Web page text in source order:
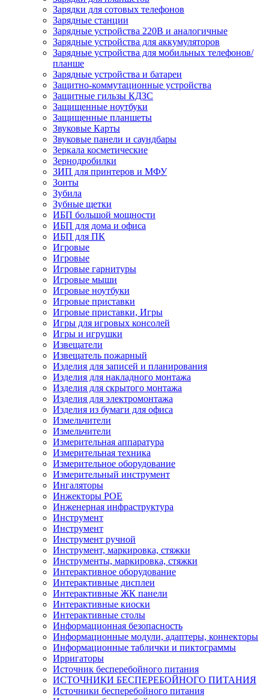
Зарядки для сотовых телефонов
Зарядные станции
Зарядные устройства 220В и аналогичные
Зарядные устройства для аккумуляторов
Зарядные устройства для мобильных телефонов/
планше
Зарядные устройства и батареи
Защитно-коммутационные устройства
Защитные гильзы КДЗС
Защищенные ноутбуки
Защищенные планшеты
Звуковые Карты
Звуковые панели и саундбары
Зеркала косметические
Зернодробилки
ЗИП для принтеров и МФУ
Зонты
Зубила
Зубные щетки
ИБП большой мощности
ИБП для дома и офиса
ИБП для ПК
Игровые
Игровые
Игровые гарнитуры
Игровые мыши
Игровые ноутбуки
Игровые приставки
Игровые приставки, Игры
Игры для игровых консолей
Игры и игрушки
Извещатели
Извещатель пожарный
Изделия для записей и планирования
Изделия для накладного монтажа
Изделия для скрытого монтажа
Изделия для электромонтажа
Изделия из бумаги для офиса
Измельчители
Измельчители
Измерительная аппаратура
Измерительная техника
Измерительное оборудование
Измерительный инструмент
Ингаляторы
Инжекторы POE
Инженерная инфраструктура
Инструмент
Инструмент
Инструмент ручной
Инструмент, маркировка, стяжки
Инструменты, маркировка, стяжки
Интерактивное оборудование
Интерактивные дисплеи
Интерактивные ЖК панели
Интерактивные киоски
Интерактивные столы
Информационная безопасность
Информационные модули, адаптеры, коннекторы
Информационные таблички и пиктограммы
Ирригаторы
Источник бесперебойного питания
ИСТОЧНИКИ БЕСПЕРЕБОЙНОГО ПИТАНИЯ
Источники бесперебойного питания